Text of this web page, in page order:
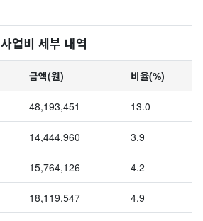
사업비 세부 내역
금액(원) 비율(%)
48,193,451 13.0
14,444,960 3.9
15,764,126 4.2
18,119,547 4.9